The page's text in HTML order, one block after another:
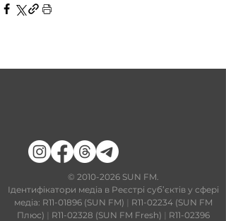
​© 2010-2026SUN FM.
Ідентифікатори медіа в Реєстрі суб’єктів у сфері
медіа: R11-01896 (SUN FM) | R11-02234 (SUN FM
Плюс) | R11-02328 (SUN FM Fresh) | R11-02396